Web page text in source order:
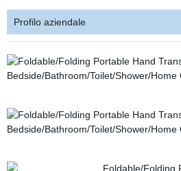
Profilo aziendale